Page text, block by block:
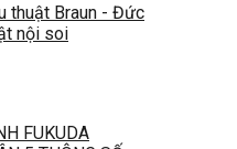
thuật Braun - Đức
nội soi
FUKUDA